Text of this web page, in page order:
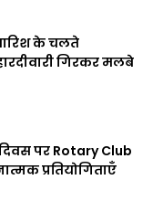
के चलते
गिरकर मलबे
पर Rotary Club
प्रतियोगिताएँ